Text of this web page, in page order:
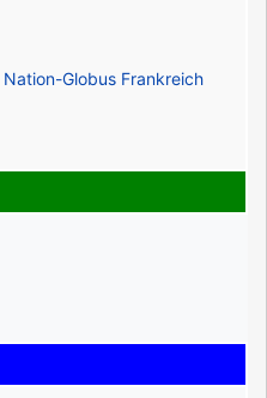
Nation-Globus Frankreich